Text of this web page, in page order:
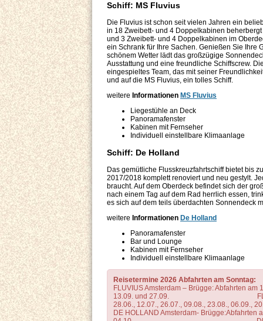
Schiff: MS Fluvius
Die Fluvius ist schon seit vielen Jahren ein
in 18 Zweibett- und 4 Doppelkabinen
und 3 Zweibett- und 4 Doppelkabinen im
ein Schrank für Ihre Sachen. Genießen Sie Ihre
schönem Wetter lädt das großzügige
Ausstattung und eine freundliche Schiffscrew.
eingespieltes Team, das mit seiner
und auf die MS Fluvius, ein tolles Schiff.
weitere Informationen MS Fluvius
Liegestühle an Deck
Panoramafenster
Kabinen mit Fernseher
Individuell einstellbare Klimaanlage
Schiff: De Holland
Das gemütliche Flusskreuzfahrtschiff bietet bis
2017/2018 komplett renoviert und neu gestylt.
braucht. Auf dem Oberdeck befindet sich der
nach einem Tag auf dem Rad herrlich essen,
es sich auf dem teils überdachten Sonnendeck
weitere Informationen De Holland
Panoramafenster
Bar und Lounge
Kabinen mit Fernseher
Individuell einstellbare Klimaanlage
Reisetermine 2026 Abfahrten am Sonntag:
FLUVIUS Amsterdam – Brügge: Abfahrten am
13.09. und 27.09.
28.06., 12.07., 26.07., 09.08., 23.08., 06.09.,
DE HOLLAND Amsterdam- Brügge:Abfahrten